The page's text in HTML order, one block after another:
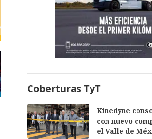
Coberturas TyT
Kinedyne
con nuevo
el Valle de